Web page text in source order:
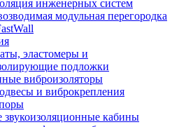
инженерных систем
модульная перегородка
эластомеры и
подложки
виброизоляторы
и виброкрепления
звукоизоляционные кабины